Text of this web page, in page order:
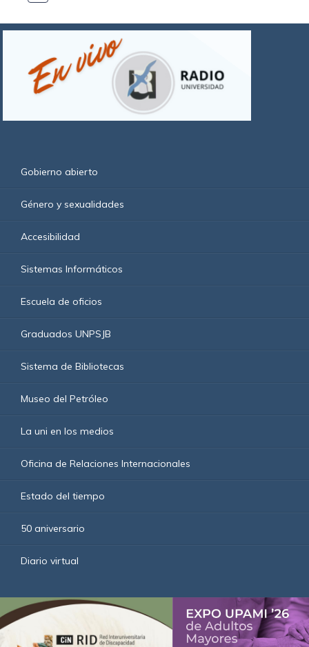
Gobierno abierto
Género y sexualidades
Accesibilidad
Sistemas Informáticos
Escuela de oficios
Graduados UNPSJB
Sistema de Bibliotecas
Museo del Petróleo
La uni en los medios
Oficina de Relaciones Internacionales
Estado del tiempo
50 aniversario
Diario virtual